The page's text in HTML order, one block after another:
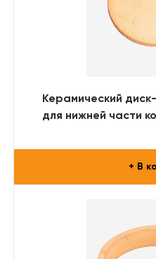
Керамический
для нижней части
+ В